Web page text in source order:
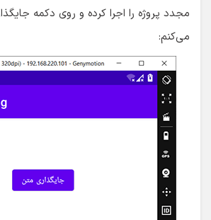
مجدد پروژه را اجرا کرده و روی دکمه
می‌کنم: